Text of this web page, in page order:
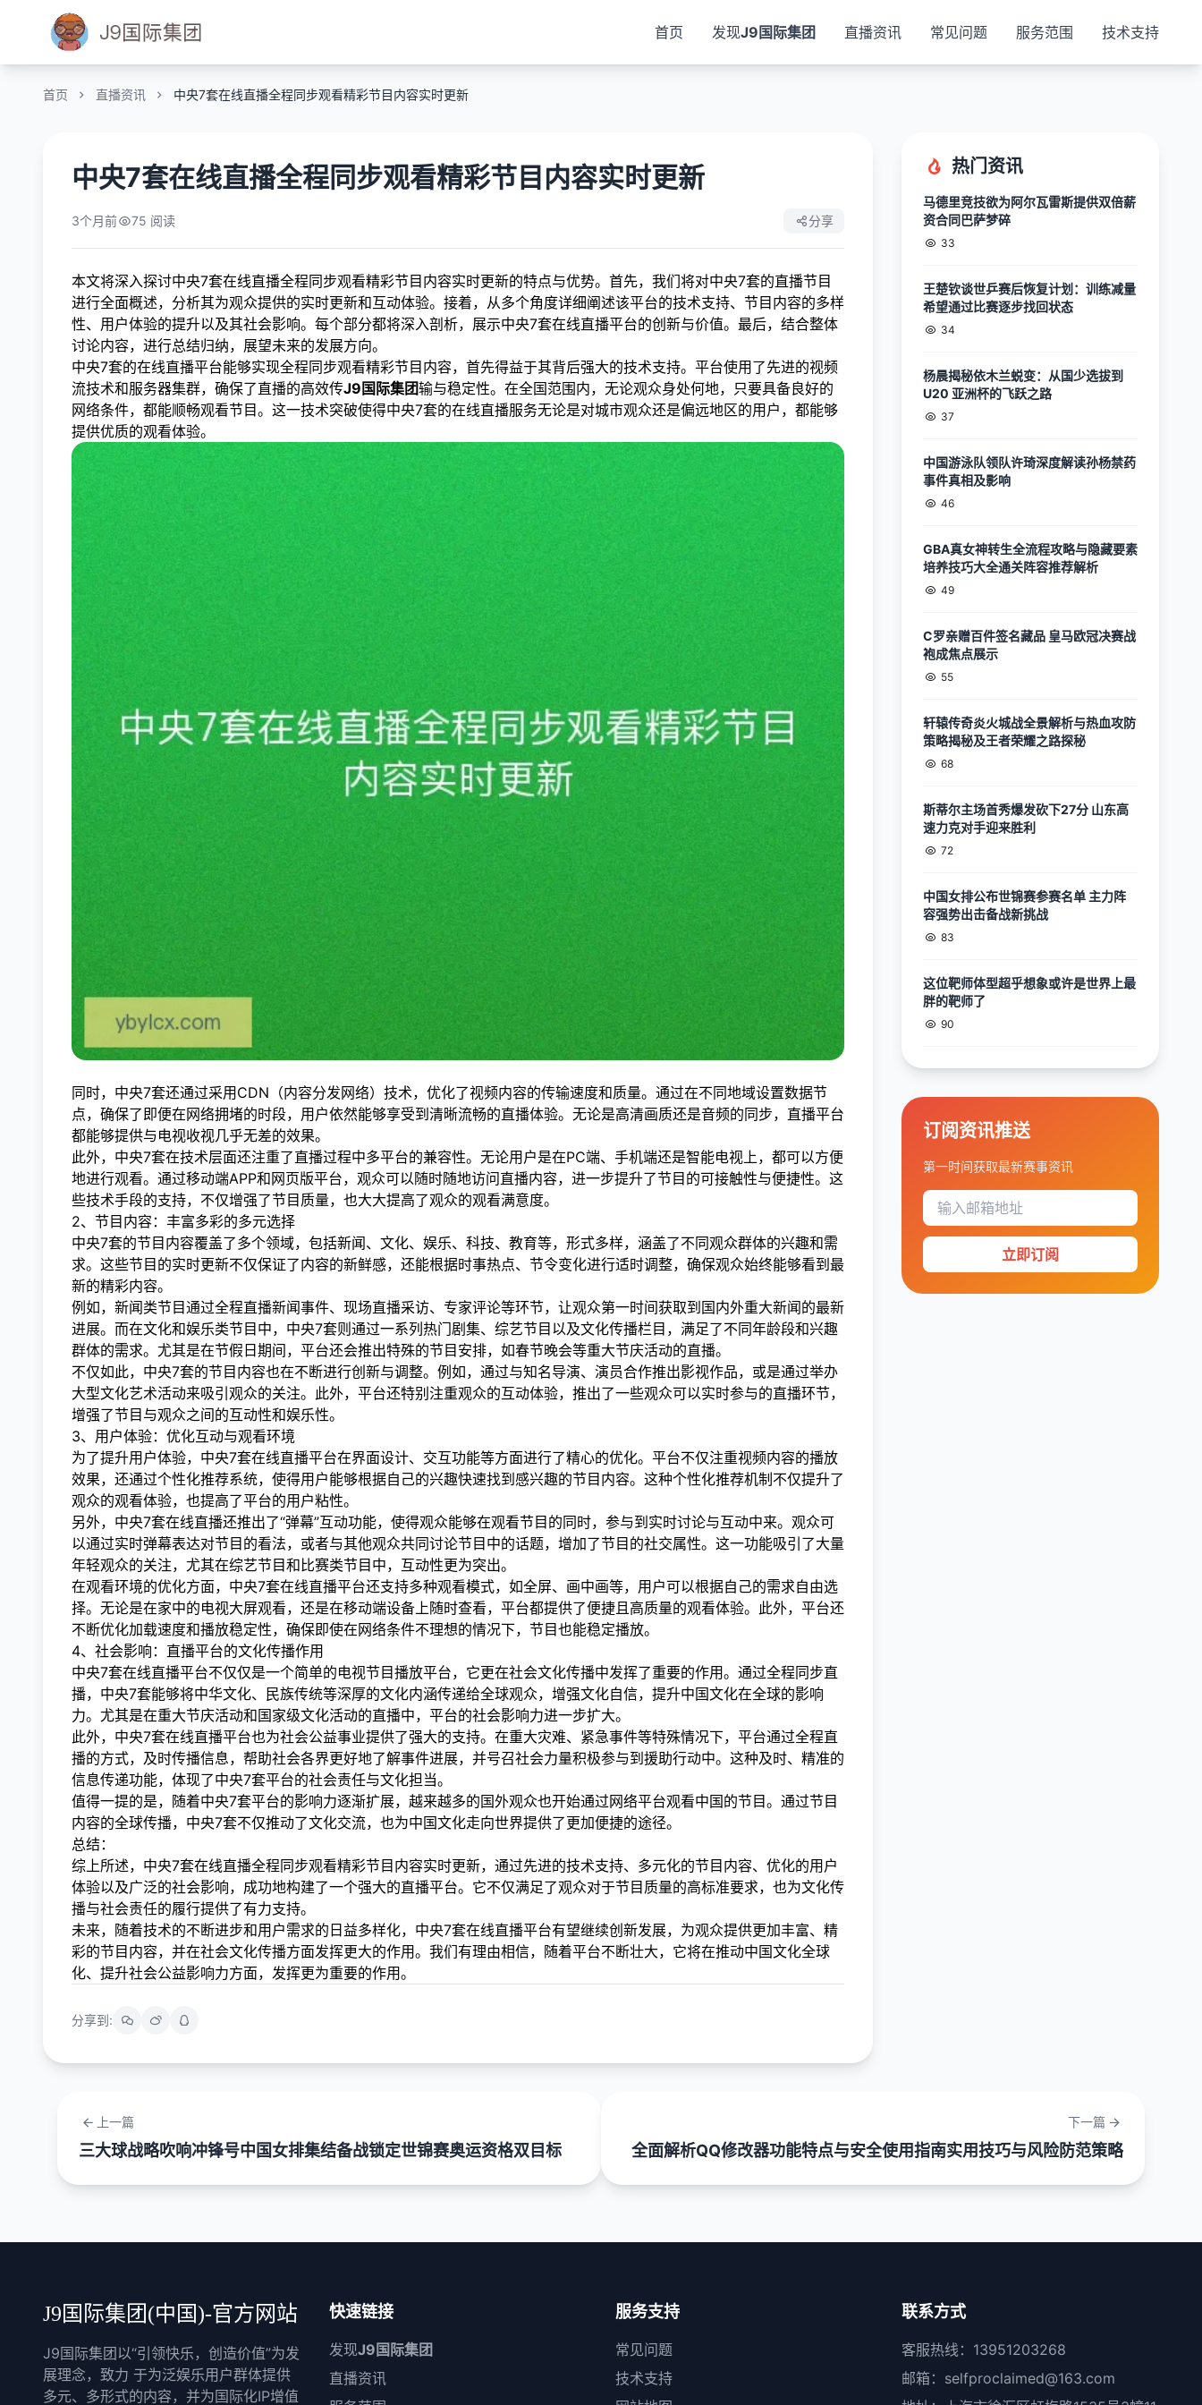
首页 发现J9国际集团 直播资讯 常见问题 服务范围 技术支持
首页 直播资讯 中央7套在线直播全程同步观看精彩节目内容实时更新
中央7套在线直播全程同步观看精彩节目内容实时更新
3个月前 75 阅读 分享
本文将深入探讨中央7套在线直播全程同步观看精彩节目内容实时更新的特点与优势。首先，我们将对中央7套的直播节目
进行全面概述，分析其为观众提供的实时更新和互动体验。接着，从多个角度详细阐述该平台的技术支持、节目内容的多样
性、用户体验的提升以及其社会影响。每个部分都将深入剖析，展示中央7套在线直播平台的创新与价值。最后，结合整体
讨论内容，进行总结归纳，展望未来的发展方向。
中央7套的在线直播平台能够实现全程同步观看精彩节目内容，首先得益于其背后强大的技术支持。平台使用了先进的视频
流技术和服务器集群，确保了直播的高效传J9国际集团输与稳定性。在全国范围内，无论观众身处何地，只要具备良好的
网络条件，都能顺畅观看节目。这一技术突破使得中央7套的在线直播服务无论是对城市观众还是偏远地区的用户，都能够
提供优质的观看体验。
同时，中央7套还通过采用CDN（内容分发网络）技术，优化了视频内容的传输速度和质量。通过在不同地域设置数据节
点，确保了即便在网络拥堵的时段，用户依然能够享受到清晰流畅的直播体验。无论是高清画质还是音频的同步，直播平台
都能够提供与电视收视几乎无差的效果。
此外，中央7套在技术层面还注重了直播过程中多平台的兼容性。无论用户是在PC端、手机端还是智能电视上，都可以方便
地进行观看。通过移动端APP和网页版平台，观众可以随时随地访问直播内容，进一步提升了节目的可接触性与便捷性。这
些技术手段的支持，不仅增强了节目质量，也大大提高了观众的观看满意度。
2、节目内容：丰富多彩的多元选择
中央7套的节目内容覆盖了多个领域，包括新闻、文化、娱乐、科技、教育等，形式多样，涵盖了不同观众群体的兴趣和需
求。这些节目的实时更新不仅保证了内容的新鲜感，还能根据时事热点、节令变化进行适时调整，确保观众始终能够看到最
新的精彩内容。
例如，新闻类节目通过全程直播新闻事件、现场直播采访、专家评论等环节，让观众第一时间获取到国内外重大新闻的最新
进展。而在文化和娱乐类节目中，中央7套则通过一系列热门剧集、综艺节目以及文化传播栏目，满足了不同年龄段和兴趣
群体的需求。尤其是在节假日期间，平台还会推出特殊的节目安排，如春节晚会等重大节庆活动的直播。
不仅如此，中央7套的节目内容也在不断进行创新与调整。例如，通过与知名导演、演员合作推出影视作品，或是通过举办
大型文化艺术活动来吸引观众的关注。此外，平台还特别注重观众的互动体验，推出了一些观众可以实时参与的直播环节，
增强了节目与观众之间的互动性和娱乐性。
3、用户体验：优化互动与观看环境
为了提升用户体验，中央7套在线直播平台在界面设计、交互功能等方面进行了精心的优化。平台不仅注重视频内容的播放
效果，还通过个性化推荐系统，使得用户能够根据自己的兴趣快速找到感兴趣的节目内容。这种个性化推荐机制不仅提升了
观众的观看体验，也提高了平台的用户粘性。
另外，中央7套在线直播还推出了“弹幕”互动功能，使得观众能够在观看节目的同时，参与到实时讨论与互动中来。观众可
以通过实时弹幕表达对节目的看法，或者与其他观众共同讨论节目中的话题，增加了节目的社交属性。这一功能吸引了大量
年轻观众的关注，尤其在综艺节目和比赛类节目中，互动性更为突出。
在观看环境的优化方面，中央7套在线直播平台还支持多种观看模式，如全屏、画中画等，用户可以根据自己的需求自由选
择。无论是在家中的电视大屏观看，还是在移动端设备上随时查看，平台都提供了便捷且高质量的观看体验。此外，平台还
不断优化加载速度和播放稳定性，确保即使在网络条件不理想的情况下，节目也能稳定播放。
4、社会影响：直播平台的文化传播作用
中央7套在线直播平台不仅仅是一个简单的电视节目播放平台，它更在社会文化传播中发挥了重要的作用。通过全程同步直
播，中央7套能够将中华文化、民族传统等深厚的文化内涵传递给全球观众，增强文化自信，提升中国文化在全球的影响
力。尤其是在重大节庆活动和国家级文化活动的直播中，平台的社会影响力进一步扩大。
此外，中央7套在线直播平台也为社会公益事业提供了强大的支持。在重大灾难、紧急事件等特殊情况下，平台通过全程直
播的方式，及时传播信息，帮助社会各界更好地了解事件进展，并号召社会力量积极参与到援助行动中。这种及时、精准的
信息传递功能，体现了中央7套平台的社会责任与文化担当。
值得一提的是，随着中央7套平台的影响力逐渐扩展，越来越多的国外观众也开始通过网络平台观看中国的节目。通过节目
内容的全球传播，中央7套不仅推动了文化交流，也为中国文化走向世界提供了更加便捷的途径。
总结：
综上所述，中央7套在线直播全程同步观看精彩节目内容实时更新，通过先进的技术支持、多元化的节目内容、优化的用户
体验以及广泛的社会影响，成功地构建了一个强大的直播平台。它不仅满足了观众对于节目质量的高标准要求，也为文化传
播与社会责任的履行提供了有力支持。
未来，随着技术的不断进步和用户需求的日益多样化，中央7套在线直播平台有望继续创新发展，为观众提供更加丰富、精
彩的节目内容，并在社会文化传播方面发挥更大的作用。我们有理由相信，随着平台不断壮大，它将在推动中国文化全球
化、提升社会公益影响力方面，发挥更为重要的作用。
分享到:
热门资讯
马德里竞技欲为阿尔瓦雷斯提供双倍薪
资合同巴萨梦碎
33
王楚钦谈世乒赛后恢复计划：训练减量
希望通过比赛逐步找回状态
34
杨晨揭秘依木兰蜕变：从国少选拔到
U20 亚洲杯的飞跃之路
37
中国游泳队领队许琦深度解读孙杨禁药
事件真相及影响
46
GBA真女神转生全流程攻略与隐藏要素
培养技巧大全通关阵容推荐解析
49
C罗亲赠百件签名藏品 皇马欧冠决赛战
袍成焦点展示
55
轩辕传奇炎火城战全景解析与热血攻防
策略揭秘及王者荣耀之路探秘
68
斯蒂尔主场首秀爆发砍下27分 山东高
速力克对手迎来胜利
72
中国女排公布世锦赛参赛名单 主力阵
容强势出击备战新挑战
83
这位靶师体型超乎想象或许是世界上最
胖的靶师了
90
订阅资讯推送
第一时间获取最新赛事资讯
立即订阅
上一篇
三大球战略吹响冲锋号中国女排集结备战锁定世锦赛奥运资格双目标
下一篇
全面解析QQ修改器功能特点与安全使用指南实用技巧与风险防范策略
J9国际集团(中国)-官方网站
J9国际集团以“引领快乐，创造价值”为发
展理念，致力 于为泛娱乐用户群体提供
多元、多形式的内容，并为国际化IP增值
快速链接
发现J9国际集团
直播资讯
服务支持
常见问题
技术支持
联系方式
客服热线：13951203268
邮箱：selfproclaimed@163.com